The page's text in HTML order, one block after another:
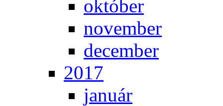
ok­tó­ber
no­vem­ber
de­cem­ber
2017
ja­nu­ár